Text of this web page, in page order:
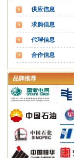
供应信息
求购信息
代理信息
合作信息
品牌推荐